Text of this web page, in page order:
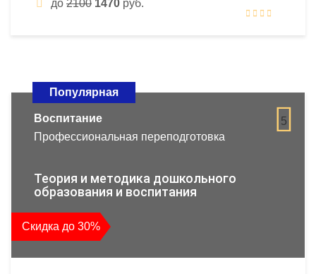
до 2100 1470 руб.
Популярная
5
Воспитание
Профессиональная переподготовка
Теория и методика дошкольного
образования и воспитания
Скидка до 30%